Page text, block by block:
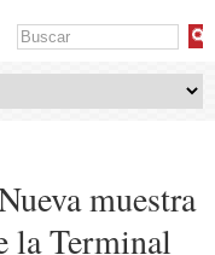
muestra
la Terminal